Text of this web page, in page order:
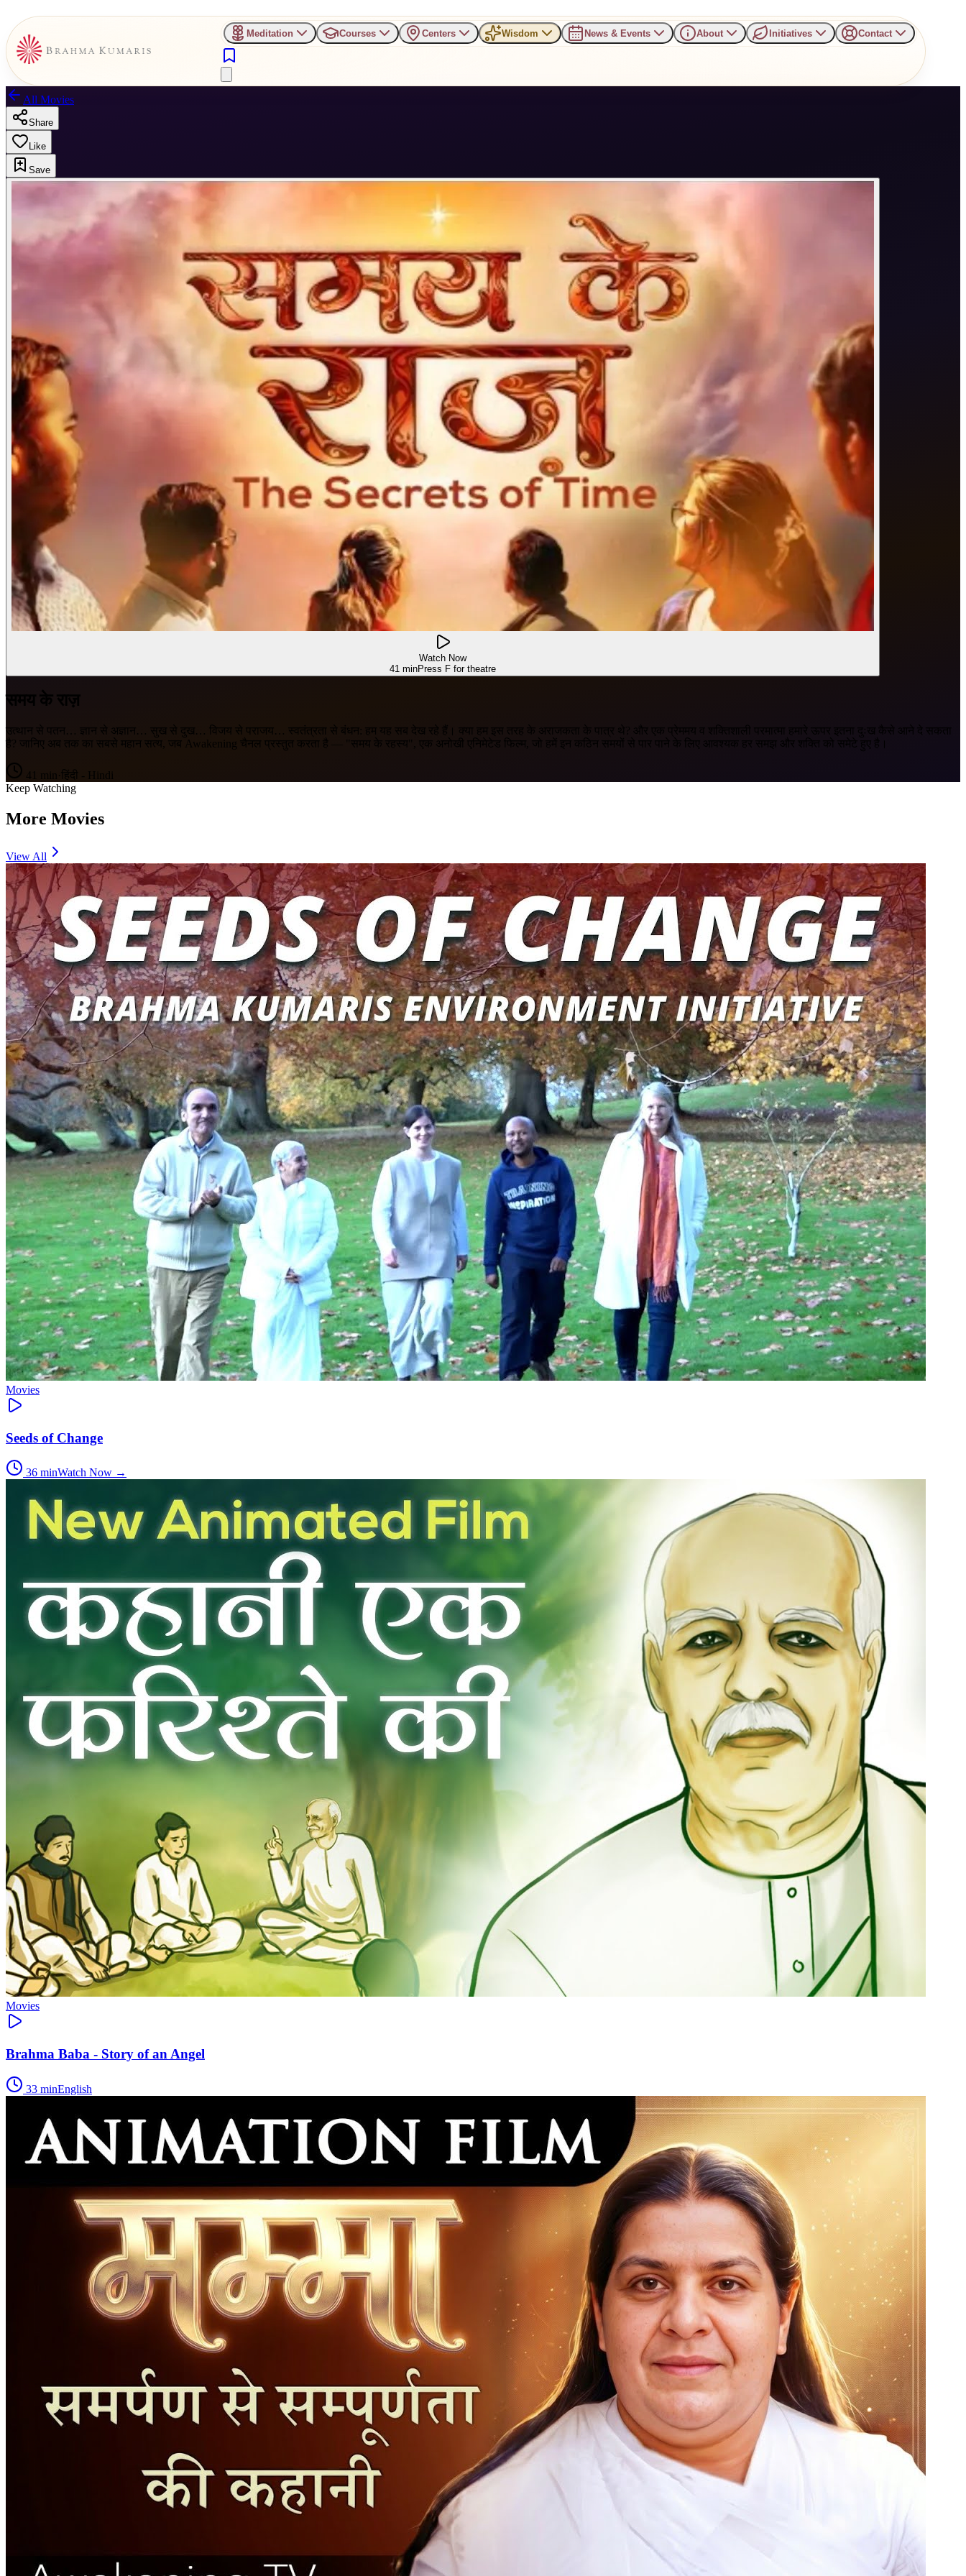
Meditation Courses Centers Wisdom News & Events About Initiatives Contact
All Movies
Share
Like
Save
Watch Now
41 minPress F for theatre
समय के राज़
उत्थान से पतन… ज्ञान से अज्ञान… सुख से दुख… विजय से पराजय… स्वतंत्रता से बंधन: हम यह सब देख रहे हैं। क्या हम इस तरह के अराजकता के पात्र थे? और एक प्रेममय व शक्तिशाली परमात्मा हमारे ऊपर इतना दुःख कैसे आने दे सकता
है? जानिए अब तक का सबसे महान सत्य, जब Awakening चैनल प्रस्तुत करता है — "समय के रहस्य", एक अनोखी एनिमेटेड फिल्म, जो हमें इन कठिन समयों से पार पाने के लिए आवश्यक हर समझ और शक्ति को समेटे हुए है।
41 min · हिंदी - Hindi
Keep Watching
More Movies
View All
Movies
Seeds of Change
36 minWatch Now →
Movies
Brahma Baba - Story of an Angel
33 minEnglish